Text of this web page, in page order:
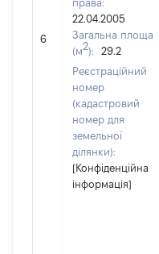
6
права:
22.04.2005
Загальна площа
(м2):
29.2
Реєстраційний
номер
(кадастровий
номер для
земельної
ділянки):
[Конфіденційна
інформація]